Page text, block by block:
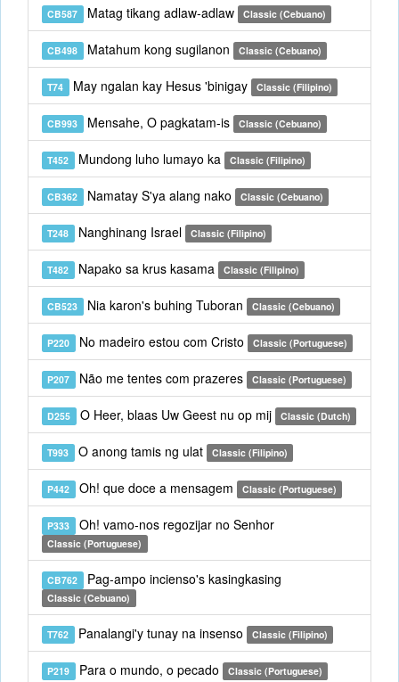
CB587 Matag tikang adlaw-adlaw Classic (Cebuano)
CB498 Matahum kong sugilanon Classic (Cebuano)
T74 May ngalan kay Hesus 'binigay Classic (Filipino)
CB993 Mensahe, O pagkatam-is Classic (Cebuano)
T452 Mundong luho lumayo ka Classic (Filipino)
CB362 Namatay S'ya alang nako Classic (Cebuano)
T248 Nanghinang Israel Classic (Filipino)
T482 Napako sa krus kasama Classic (Filipino)
CB523 Nia karon's buhing Tuboran Classic (Cebuano)
P220 No madeiro estou com Cristo Classic (Portuguese)
P207 Não me tentes com prazeres Classic (Portuguese)
D255 O Heer, blaas Uw Geest nu op mij Classic (Dutch)
T993 O anong tamis ng ulat Classic (Filipino)
P442 Oh! que doce a mensagem Classic (Portuguese)
P333 Oh! vamo-nos regozijar no Senhor
Classic (Portuguese)
CB762 Pag-ampo incienso's kasingkasing
Classic (Cebuano)
T762 Panalangi'y tunay na insenso Classic (Filipino)
P219 Para o mundo, o pecado Classic (Portuguese)